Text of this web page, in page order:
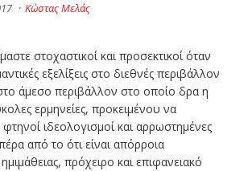
· Κώστας Μελάς
στοχαστικοί και προσεκτικοί όταν
εξελίξεις στο διεθνές περιβάλλον
στο άμεσο περιβάλλον στο οποίο δρα η
ερμηνείες, προκειμένου να
ιδεολογισμοί και αρρωστημένες
από το ότι είναι απόρροια
πρόχειρο και επιφανειακό